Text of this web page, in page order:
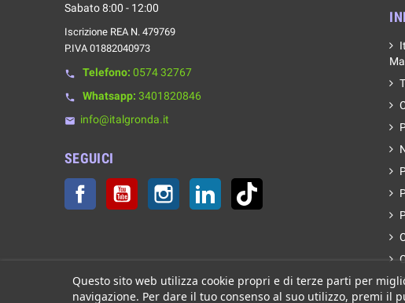
Sabato 8:00 - 12:00
Iscrizione REA N. 479769
P.IVA 01882040973
phone Telefono: 0574 32767
phone Whatsapp: 3401820846
email info@italgronda.it
SEGUICI
Facebook YouTube Instagram LinkedIn
Questo sito web utilizza cookie propri e di terze parti per
navigazione. Per dare il tuo consenso al suo utilizzo, premi il